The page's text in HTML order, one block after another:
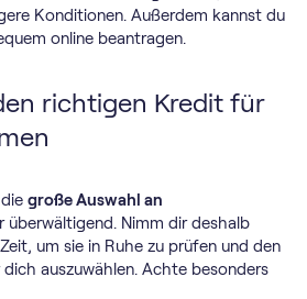
Konditionen. Außerdem kannst du
online beantragen.
richtigen Kredit für
große Auswahl an
überwältigend. Nimm dir deshalb
um sie in Ruhe zu prüfen und den
auszuwählen. Achte besonders